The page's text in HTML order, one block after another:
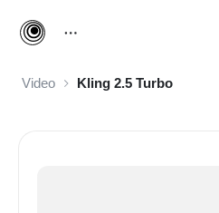
Video Kling 2.5 Turbo